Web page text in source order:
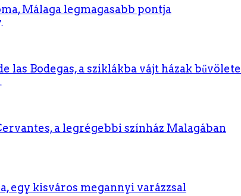
Málaga legmagasabb pontja
las Bodegas, a sziklákba vájt házak bűvölete
a legrégebbi színház Malagában
egy kisváros megannyi varázzsal